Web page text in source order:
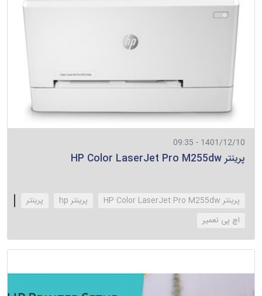
1401/12/10 - 09:35
پرینتر HP Color LaserJet Pro M255dw
پرینتر HP Color LaserJet Pro M255dw پرینتر hp
پرینتر
‌اچ پی تعمیر